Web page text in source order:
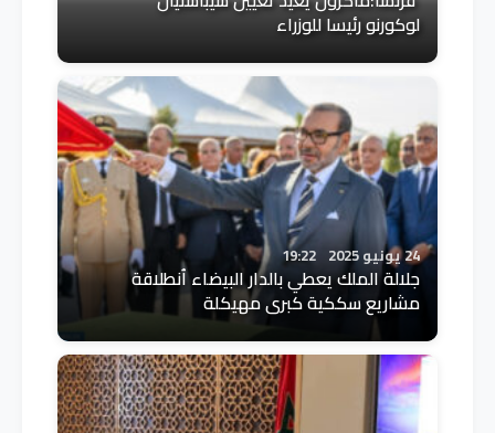
لوكورنو رئيسا للوزراء
24 يونيو 2025 19:22
جلالة الملك يعطي بالدار البيضاء اُنطلاقة
مشاريع سككية كبرى مهيكلة